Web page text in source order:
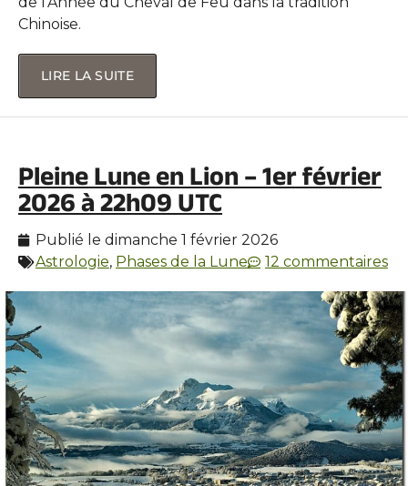
Chinoise.
LIRE LA SUITE
Pleine Lune en Lion – 1er février
2026 à 22h09 UTC
Publié le dimanche 1 février 2026
Astrologie, Phases de la Lune 12 commentaires